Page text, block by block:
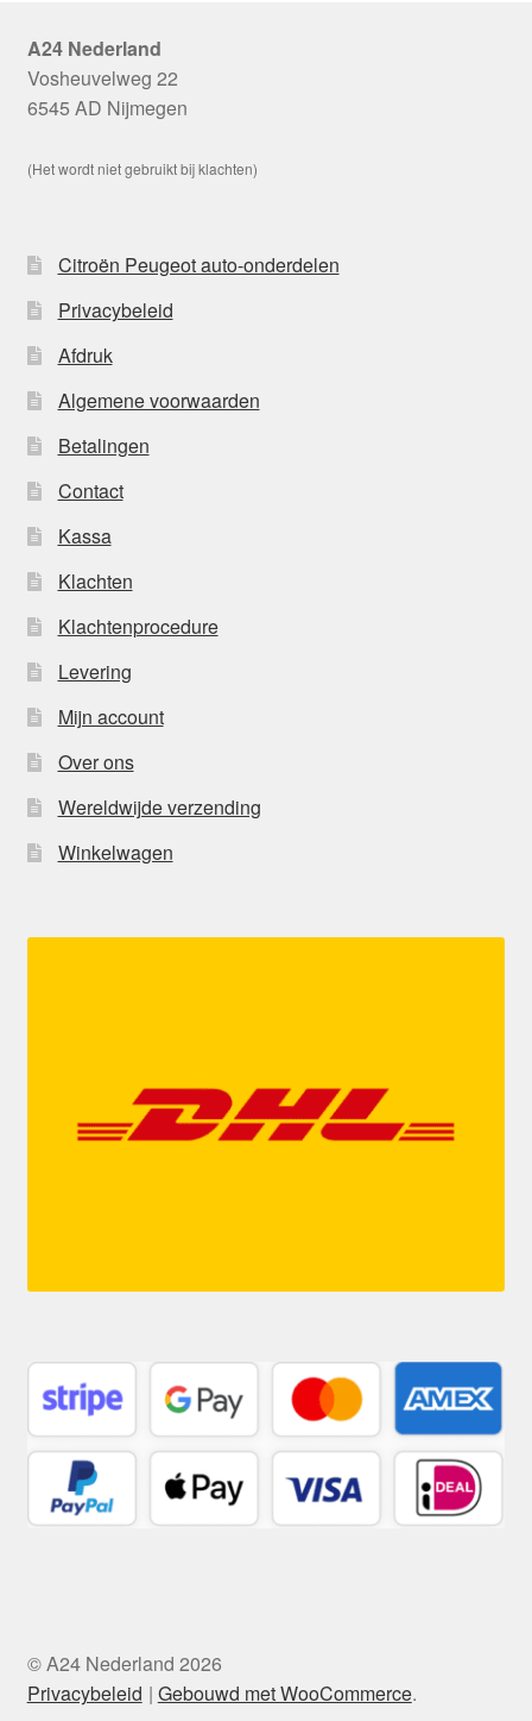
A24 Nederland
Vosheuvelweg 22
6545 AD Nijmegen
(Het wordt niet gebruikt bij klachten)
Citroën Peugeot auto-onderdelen
Privacybeleid
Afdruk
Algemene voorwaarden
Betalingen
Contact
Kassa
Klachten
Klachtenprocedure
Levering
Mijn account
Over ons
Wereldwijde verzending
Winkelwagen
© A24 Nederland 2026
Privacybeleid
Gebouwd met WooCommerce.